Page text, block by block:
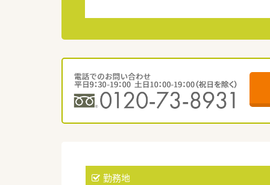
勤務地